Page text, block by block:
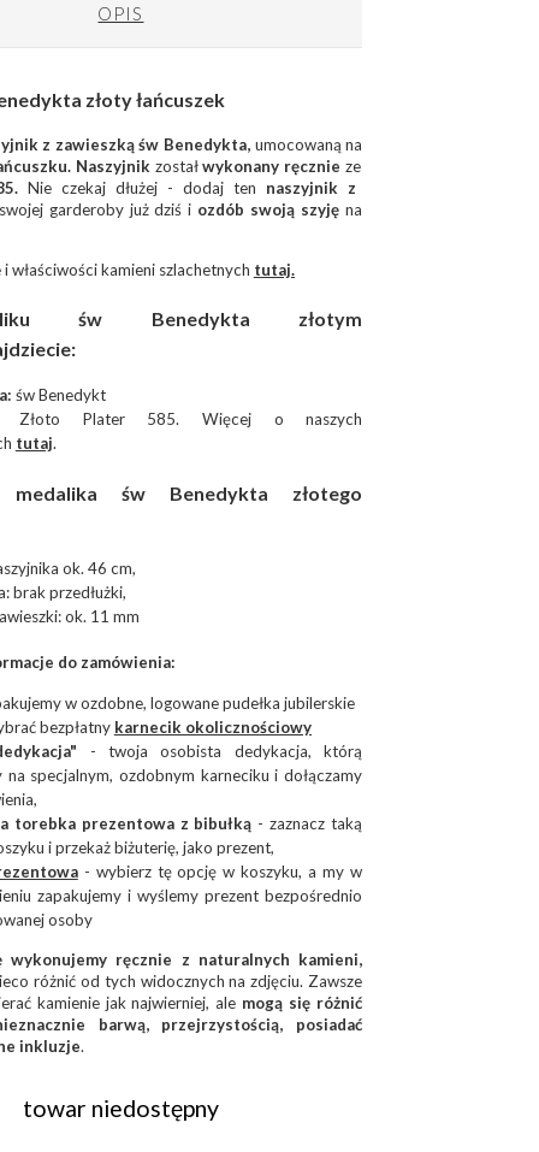
OPIS
złoty łańcuszek
z zawieszką św Benedykta, umocowaną na
Naszyjnik zostałwykonany ręcznieze
Nie czekaj dłużej - dodaj ten naszyjnik z
garderoby już dziś i ozdób swoją szyję na
właściwości kamieni szlachetnych tutaj.
św Benedykta złotym
św Benedykt
Złoto Plater 585. Więcej o naszych
tutaj.
medalika św Benedykta złotego
ok. 46 cm,
brak przedłużki,
ok. 11 mm
do zamówienia:
w ozdobne, logowane pudełka jubilerskie
bezpłatny karnecik okolicznościowy
- twoja osobista dedykacja, którą
na specjalnym, ozdobnym karneciku i dołączamy
torebka prezentowa z bibułką - zaznacz taką
i przekaż biżuterię, jako prezent,
a- wybierz tę opcję w koszyku, a my w
zapakujemy i wyślemy prezent bezpośrednio
osoby
wykonujemy ręcznie z naturalnych kamieni,
różnić od tych widocznych na zdjęciu. Zawsze
kamienie jak najwierniej, ale mogą się różnić
barwą, przejrzystością, posiadać
inkluzje.
towar niedostępny